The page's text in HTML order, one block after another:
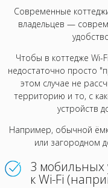
Современные
владельцев —
Чтобы в коттедже
недостаточно просто
этом случае не
территорию и то, с
устройств
Например, обычной
или загородном
3 мобильных
к Wi-Fi